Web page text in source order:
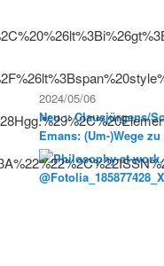
2024/05/06
Neu :: Clausjürgens/
Emans: (Um-)Wege
Sozialphilosophie der
Postmoderne.